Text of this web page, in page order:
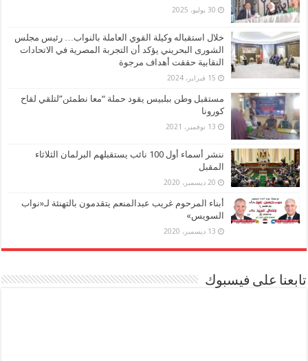
30 يوليو، 2025
خلال استقباله وكيلة القوي العاملة بالنواب… رئيس مجلس
الشورى البحريني يؤكد أن التجربة المصرية في الاتحادات
النقابية حققت أهداف مرجوة
15 فبراير، 2024
مستقبل وطن ببلبيس يقود حملة “معا نطمئن”لتلقي لقاح
كورونا
13 نوفمبر، 2021
ننشر أسماء أول 100 نائب يستقبلهم البرلمان الثلاثاء
المقبل
20 ديسمبر، 2020
أبناء المرحوم غريب عبدالمنعم يتقدمون بالتهنئة لـ«نواب
السويس»
13 ديسمبر، 2020
تابعنا على فيسبوك